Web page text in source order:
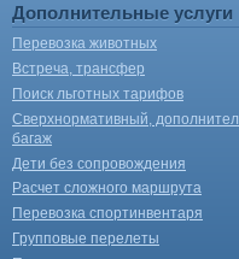
Дополнительные услуги
Перевозка животных
Встреча, трансфер
Поиск льготных тарифов
Сверхнормативный,
багаж
Дети без сопровождения
Расчет сложного маршрута
Перевозка спортинвентаря
Групповые перелеты